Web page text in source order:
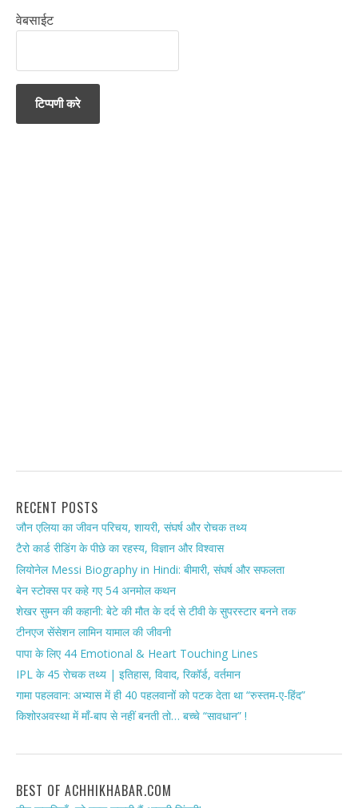
वेबसाईट
RECENT POSTS
जौन एलिया का जीवन परिचय, शायरी, संघर्ष और रोचक तथ्य
टैरो कार्ड रीडिंग के पीछे का रहस्य, विज्ञान और विश्वास
लियोनेल Messi Biography in Hindi: बीमारी, संघर्ष और सफलता
बेन स्टोक्स पर कहे गए 54 अनमोल कथन
शेखर सुमन की कहानी: बेटे की मौत के दर्द से टीवी के सुपरस्टार बनने तक
टीनएज सेंसेशन लामिन यामाल की जीवनी
पापा के लिए 44 Emotional & Heart Touching Lines
IPL के 45 रोचक तथ्य | इतिहास, विवाद, रिकॉर्ड, वर्तमान
गामा पहलवान: अभ्यास में ही 40 पहलवानों को पटक देता था “रुस्तम-ए-हिंद”
किशोरअवस्था में माँ-बाप से नहीं बनती तो… बच्चे “सावधान” !
BEST OF ACHHIKHABAR.COM